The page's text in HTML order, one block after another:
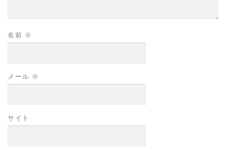
名前 ※
メール ※
サイト